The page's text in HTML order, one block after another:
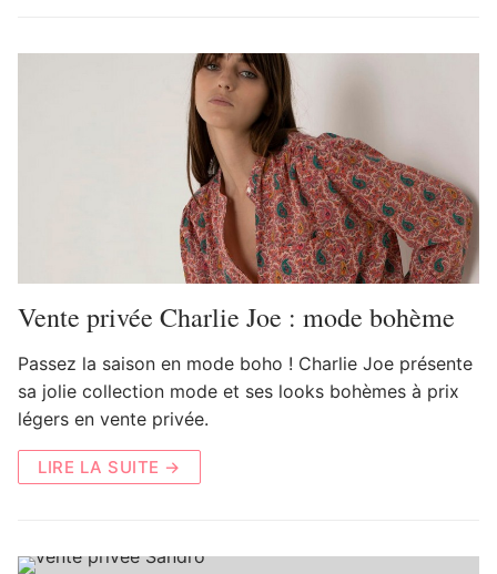
Vente privée Charlie Joe : mode bohème
Passez la saison en mode boho ! Charlie Joe présente
sa jolie collection mode et ses looks bohèmes à prix
légers en vente privée.
LIRE LA SUITE →